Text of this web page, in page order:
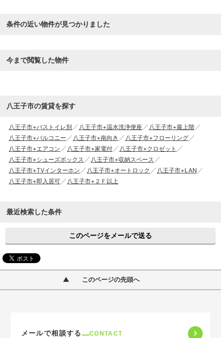
条件の近い物件が見つかりました
今まで閲覧した物件
八王子市の賃貸を探す
八王子市+バストイレ別 八王子市+温水洗浄便座
八王子市+最上階
八王子市+バルコニー
八王子市+南向き
八王子市+フローリング
八王子市+エアコン
八王子市+家電付
八王子市+クロゼット
八王子市+シューズボックス
八王子市+収納スペース
八王子市+TVインターホン
八王子市+オートロック
八王子市+LAN
八王子市+即入居可
八王子市+２Ｆ以上
最近検索した条件
このページをメールで送る
このページの先頭へ
メールで相談する CONTACT